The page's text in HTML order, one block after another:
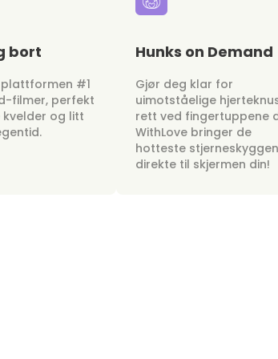
bort
plattformen #1
filmer, perfekt
og litt
Hunks on Demand
Gjør deg klar for
uimotståelige
rett ved fingertuppene
WithLove bringer de
hotteste
direkte til skjermen din!